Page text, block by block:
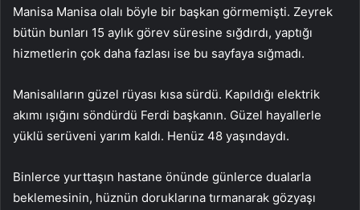
Manisa Manisa olalı böyle bir başkan görmemişti. Zeyrek
bütün bunları 15 aylık görev süresine sığdırdı, yaptığı
hizmetlerin çok daha fazlası ise bu sayfaya sığmadı.
Manisalıların güzel rüyası kısa sürdü. Kapıldığı elektrik
akımı ışığını söndürdü Ferdi başkanın. Güzel hayallerle
yüklü serüveni yarım kaldı. Henüz 48 yaşındaydı.
Binlerce yurttaşın hastane önünde günlerce dualarla
beklemesinin, hüznün doruklarına tırmanarak gözyaşı